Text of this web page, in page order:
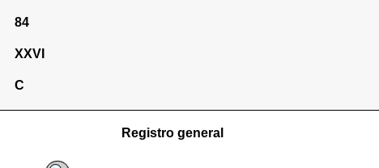
84
XXVI
C
Registro general